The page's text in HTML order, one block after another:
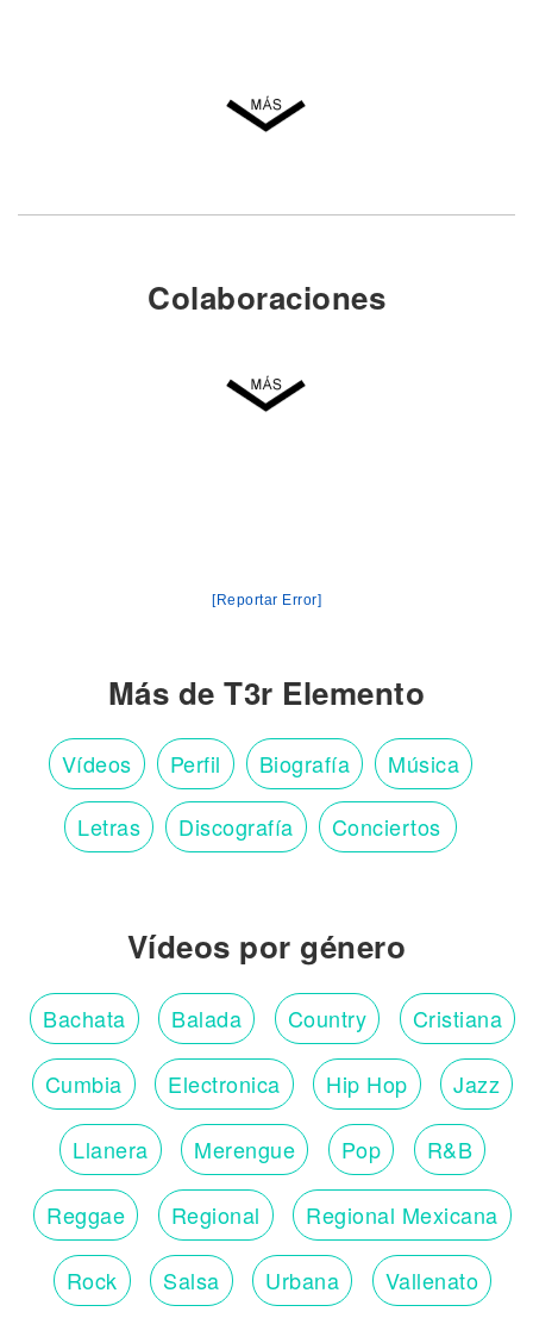
Colaboraciones
[Reportar Error]
Más de T3r Elemento
Vídeos Perfil Biografía Música
Letras Discografía Conciertos
Vídeos por género
Bachata Balada Country Cristiana
Cumbia Electronica Hip Hop Jazz
Llanera Merengue Pop R&B
Reggae Regional Regional Mexicana
Rock Salsa Urbana Vallenato